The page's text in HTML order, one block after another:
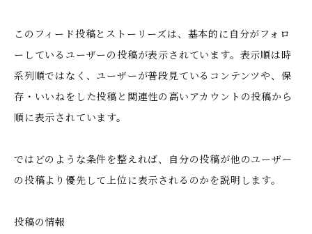
このフィード投稿とストーリーズは、基本的に自分がフォロ
ーしているユーザーの投稿が表示されています。表示順は時
系列順ではなく、ユーザーが普段見ているコンテンツや、保
存・いいねをした投稿と関連性の高いアカウントの投稿から
順に表示されています。
ではどのような条件を整えれば、自分の投稿が他のユーザー
の投稿より優先して上位に表示されるのかを説明します。
投稿の情報